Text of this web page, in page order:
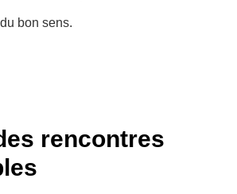
bon sens.
rencontres